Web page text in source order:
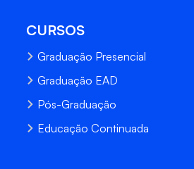
CURSOS
Graduação Presencial
Graduação EAD
Pós-Graduação
Educação Continuada